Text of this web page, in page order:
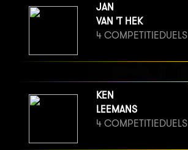
JAN
VAN 'T HEK
4 COMPETITIEDUELS
KEN
LEEMANS
4 COMPETITIEDUELS